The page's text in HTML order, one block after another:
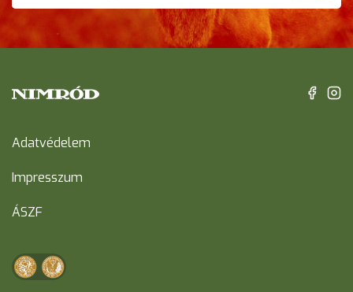
Adatvédelem
Impresszum
ÁSZF